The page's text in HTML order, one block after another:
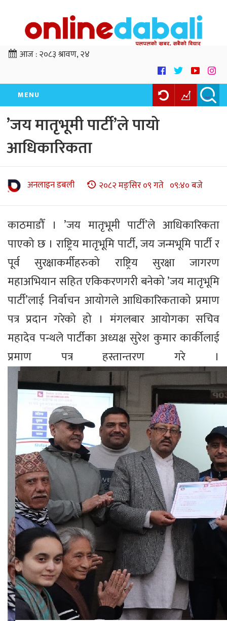
आज :२०८३ श्रावण, २४
MENU
’जय मातृभूमी पार्टी’ले पायो
आधिकारिकता
अनलाइन डबली २०८२ मङ्सिर ०९ गते ०९:४० बजे
काठमाडौँ । ’जय मातृभूमी पार्टी’ले आधिकारिकता
पाएको छ । राष्ट्रिय मातृभूमि पार्टी, जय जन्मभूमि पार्टी र
पूर्व सुरक्षाकर्मीहरुको राष्ट्रिय सुरक्षा जागरण
महाअभियान सहित एकिकरणगरी बनेको ’जय मातृभूमि
पार्टी’लाई निर्वाचन आयोगले आधिकारिकताको प्रमाण
पत्र प्रदान गरेको हो । मंगलबार आयोगका सचिव
महादेव पन्थले पार्टीका अध्यक्ष सुरेश कुमार कार्कीलाई
प्रमाण पत्र हस्तान्तरण गरे ।